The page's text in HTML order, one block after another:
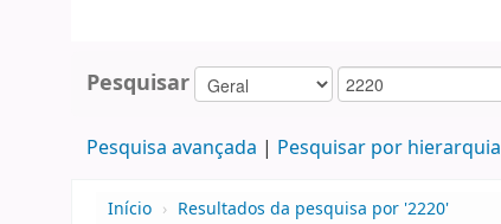
Pesquisar
Pesquisa avançada Pesquisar por hierarquia
Início › Resultados da pesquisa por '2220'